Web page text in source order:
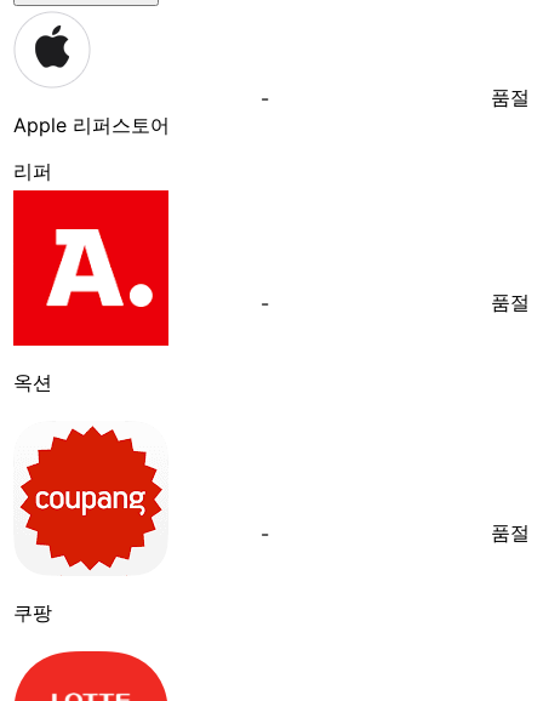
Apple 리퍼스토어
리퍼
- 품절
옥션
- 품절
쿠팡
- 품절